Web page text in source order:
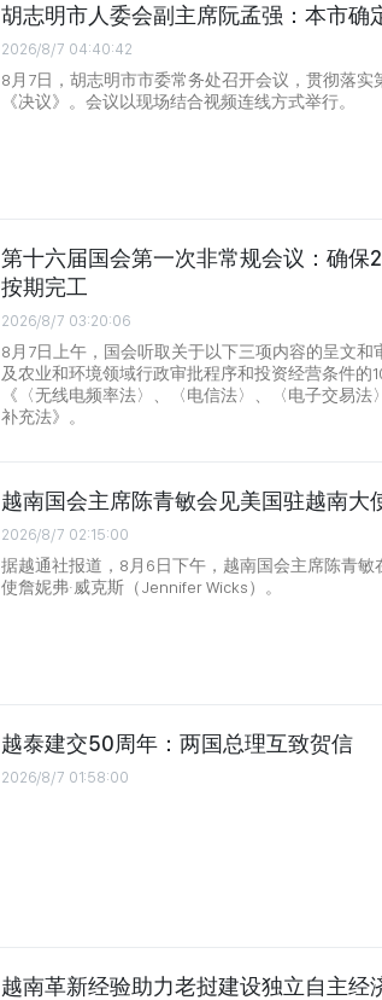
胡志明市人委会副主席阮孟强：本市确
2026/8/7 04:40:42
8月7日，胡志明市市委常务处召开会议，贯彻落
《决议》。会议以现场结合视频连线方式举行。
第十六届国会第一次非常规会议：确保
按期完工
2026/8/7 03:20:06
8月7日上午，国会听取关于以下三项内容的呈文
及农业和环境领域行政审批程序和投资经营条件的
《〈无线电频率法〉、〈电信法〉、〈电子交易
补充法》。
越南国会主席陈青敏会见美国驻越南大
2026/8/7 02:15:00
据越通社报道，8月6日下午，越南国会主席陈青
使詹妮弗·威克斯（Jennifer Wicks）。
越泰建交50周年：两国总理互致贺信
2026/8/7 01:58:00
越南革新经验助力老挝建设独立自主经